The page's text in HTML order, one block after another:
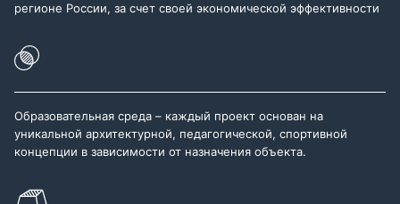
регионе России, за счет своей экономической эффективности
Образовательная среда – каждый проект основан на
уникальной архитектурной, педагогической, спортивной
концепции в зависимости от назначения объекта.